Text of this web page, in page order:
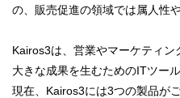
の、販売促進の領域では属人性
Kairos3は、営業やマーケティン
大きな成果を生むためのITツール
現在、Kairos3には3つの製品がご